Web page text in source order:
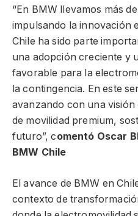
“En BMW llevamos más
impulsando la innovación
Chile ha sido parte
una adopción creciente y
favorable para la
la contingencia. En este
avanzando con una
de movilidad premium,
futuro”, comentó Oscar
BMW Chile
El avance de BMW en
contexto de